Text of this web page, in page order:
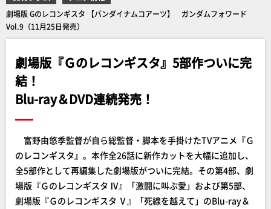
劇場版 Gのレコンギスタ 【バンダイナムコアーツ】 ガンダムフォワード
Vol.9（11月25日発売）
劇場版『Ｇのレコンギスタ』5部作ついに完
結！
Blu-ray＆DVD連続発売！
富野由悠季監督が自ら総監督・脚本を手掛けたTVアニメ『Ｇ
のレコンギスタ』。本作全26話に新作カットを大幅に追加し、
全5部作として再編集した劇場版がついに完結。その第4部、劇
場版『Ｇのレコンギスタ Ⅳ』「激闘に叫ぶ愛」および第5部、
劇場版『Ｇのレコンギスタ Ⅴ』「死線を越えて」のBlu-ray＆